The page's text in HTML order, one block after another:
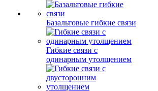
Базальтовые гибкие связи
Гибкие связи с
одинарным утолщением